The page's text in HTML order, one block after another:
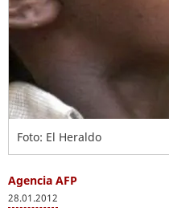
Foto: El Heraldo
Agencia AFP
28.01.2012